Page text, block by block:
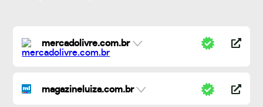
mercadolivre.com.br
magazineluiza.com.br